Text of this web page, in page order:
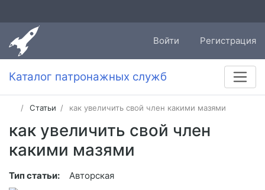
Войти Регистрация
Каталог патронажных служб
Статьи как увеличить свой член какими мазями
как увеличить свой член
какими мазями
Тип статьи: Авторская